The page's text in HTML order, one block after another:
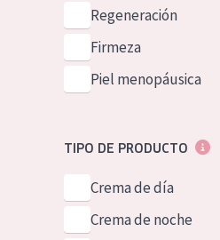
German
Spanish
Greek
Regeneración
Firmeza
Piel menopáusica
TIPO DE PRODUCTO
Crema de día
Crema de noche